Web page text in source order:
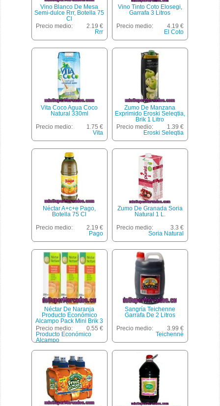
Vino Blanco De Mesa
Semi-dulce Rrr, Botella 75
Cl
Precio medio:
2.19 €
Rrr
Vino Tinto Coto Elosegi,
Garrafa 3 Litros
Precio medio:
4.19 €
El Coto
Vita Coco Agua Coco
Natural 330ml
Precio medio:
1.75 €
Vita
Zumo De Manzana
Exprimido Eroski Seleqtia,
Brik 1 Litro
Precio medio:
1.39 €
Eroski Seleqtia
Néctar A+c+e Pago,
Botella 75 Cl
Precio medio:
2.19 €
Pago
Zumo De Granada Soria
Natural 1 L.
Precio medio:
3.3 €
Soria Natural
Néctar De Naranja
Producto Económico
Alcampo Pack Mini Brik 3
Unidades De 200 Mililitros
Precio medio:
0.55 €
Producto Económico
Alcampo
Sangría Teichenne
Garrafa De 2 Litros
Precio medio:
3.99 €
Teichenné